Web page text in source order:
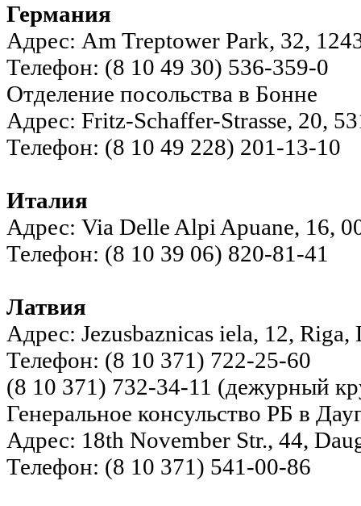
Германия
Адрес: Am Treptower Park, 32,
Телефон: (8 10 49 30) 536-359-0
Отделение посольства в Бонне
Адрес: Fritz-Schaffer-Strasse, 20,
Телефон: (8 10 49 228) 201-13-10
Италия
Адрес: Via Delle Alpi Apuane, 16,
Телефон: (8 10 39 06) 820-81-41
Латвия
Адрес: Jezusbaznicas iela, 12,
Телефон: (8 10 371) 722-25-60
(8 10 371) 732-34-11 (дежурный
Генеральное консульство РБ в
Адрес: 18th November Str., 44,
Телефон: (8 10 371) 541-00-86